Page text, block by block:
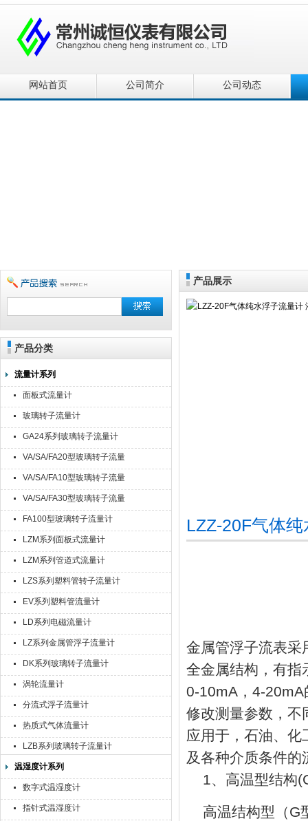
网站首页 公司简介 公司动态
产品分类
流量计系列
面板式流量计
玻璃转子流量计
GA24系列玻璃转子流量计
VA/SA/FA20型玻璃转子流量
计
VA/SA/FA10型玻璃转子流量
计
VA/SA/FA30型玻璃转子流量
计
FA100型玻璃转子流量计
LZM系列面板式流量计
LZM系列管道式流量计
LZS系列塑料管转子流量计
EV系列塑料管流量计
LD系列电磁流量计
LZ系列金属管浮子流量计
DK系列玻璃转子流量计
涡轮流量计
分流式浮子流量计
热质式气体流量计
LZB系列玻璃转子流量计
温湿度计系列
数字式温湿度计
指针式温湿度计
产品展示
LZZ-20F气体
金属管浮子流表采
全金属结构，有指
0-10mA，4-20mA
修改测量参数，不
应用于，石油、化
及各种介质条件的
1、高温型结构
高温结构型（G